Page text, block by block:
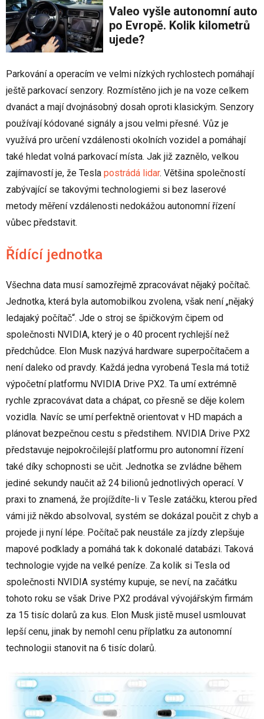
Valeo vyšle autonomní auto
po Evropě. Kolik kilometrů
ujede?
Parkování a operacím ve velmi nízkých rychlostech pomáhají
ještě parkovací senzory. Rozmístěno jich je na voze celkem
dvanáct a mají dvojnásobný dosah oproti klasickým. Senzory
používají kódované signály a jsou velmi přesné. Vůz je
využívá pro určení vzdálenosti okolních vozidel a pomáhají
také hledat volná parkovací místa. Jak již zaznělo, velkou
zajímavostí je, že Tesla postrádá lidar. Většina společností
zabývající se takovými technologiemi si bez laserové
metody měření vzdálenosti nedokážou autonomní řízení
vůbec představit.
Řídící jednotka
Všechna data musí samozřejmě zpracovávat nějaký počítač.
Jednotka, která byla automobilkou zvolena, však není „nějaký
ledajaký počítač“. Jde o stroj se špičkovým čipem od
společnosti NVIDIA, který je o 40 procent rychlejší než
předchůdce. Elon Musk nazývá hardware superpočítačem a
není daleko od pravdy. Každá jedna vyrobená Tesla má totiž
výpočetní platformu NVIDIA Drive PX2. Ta umí extrémně
rychle zpracovávat data a chápat, co přesně se děje kolem
vozidla. Navíc se umí perfektně orientovat v HD mapách a
plánovat bezpečnou cestu s předstihem. NVIDIA Drive PX2
představuje nejpokročilejší platformu pro autonomní řízení
také díky schopnosti se učit. Jednotka se zvládne během
jediné sekundy naučit až 24 bilionů jednotlivých operací. V
praxi to znamená, že projíždíte-li v Tesle zatáčku, kterou před
vámi již někdo absolvoval, systém se dokázal poučit z chyb a
projede ji nyní lépe. Počítač pak neustále za jízdy zlepšuje
mapové podklady a pomáhá tak k dokonalé databázi. Taková
technologie vyjde na velké peníze. Za kolik si Tesla od
společnosti NVIDIA systémy kupuje, se neví, na začátku
tohoto roku se však Drive PX2 prodával vývojářským firmám
za 15 tisíc dolarů za kus. Elon Musk jistě musel usmlouvat
lepší cenu, jinak by nemohl cenu příplatku za autonomní
technologii stanovit na 6 tisíc dolarů.